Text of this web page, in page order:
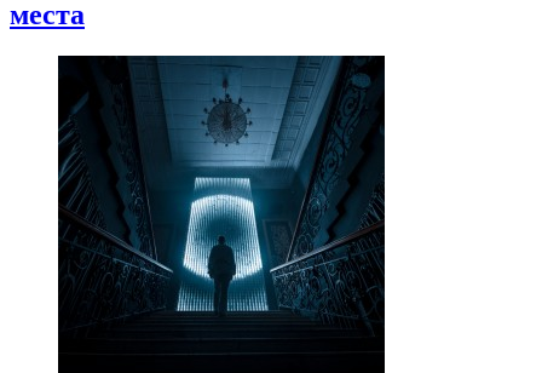
места